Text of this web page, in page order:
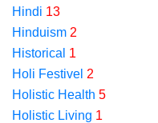
Hindi 13
Hinduism 2
Historical 1
Holi Festivel 2
Holistic Health 5
Holistic Living 1